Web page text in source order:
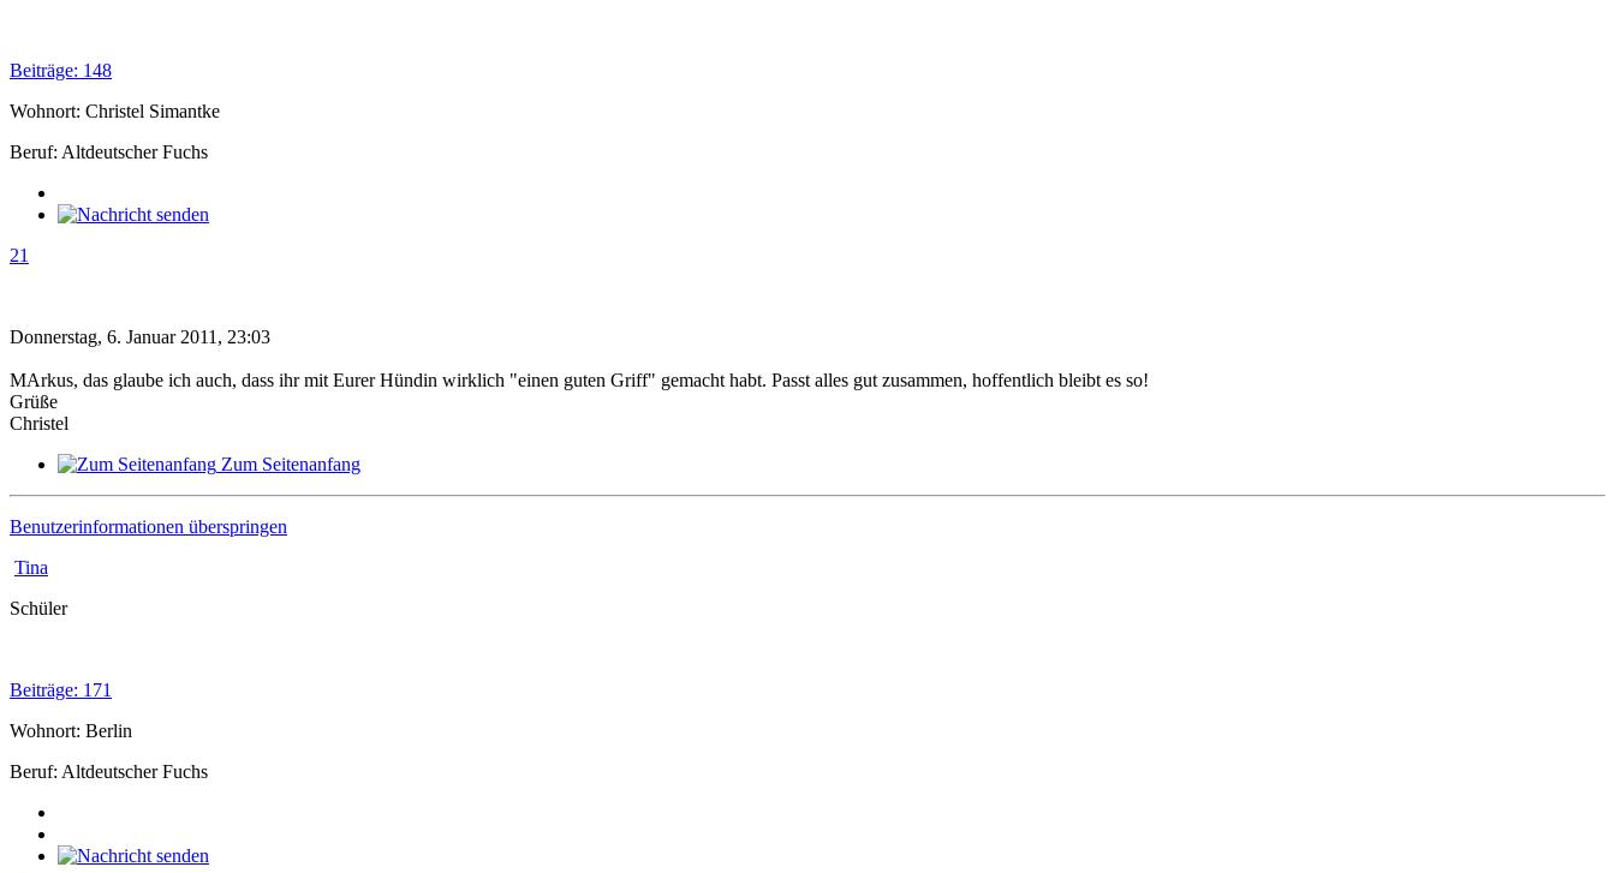
Beiträge: 148
Wohnort: Christel Simantke
Beruf: Altdeutscher Fuchs
21
Donnerstag, 6. Januar 2011, 23:03
MArkus, das glaube ich auch, dass ihr mit Eurer Hündin wirklich "einen guten Griff" gemacht habt. Passt alles gut zusammen, hoffentlich bleibt es so!
Grüße
Christel
Zum Seitenanfang
Benutzerinformationen überspringen
Tina
Schüler
Beiträge: 171
Wohnort: Berlin
Beruf: Altdeutscher Fuchs